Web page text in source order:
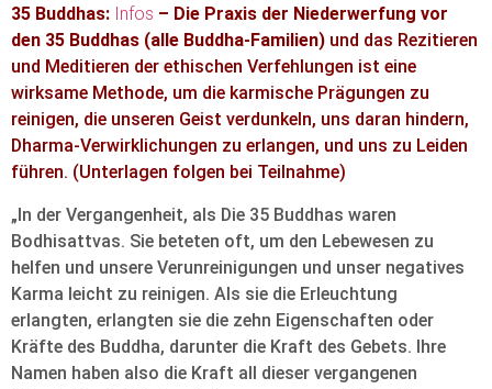
35 Buddhas: Infos – Die Praxis der Niederwerfung vor
den 35 Buddhas (alle Buddha-Familien) und das Rezitieren
und Meditieren der ethischen Verfehlungen ist eine
wirksame Methode, um die karmische Prägungen zu
reinigen, die unseren Geist verdunkeln, uns daran hindern,
Dharma-Verwirklichungen zu erlangen, und uns zu Leiden
führen. (Unterlagen folgen bei Teilnahme)
„In der Vergangenheit, als Die 35 Buddhas waren
Bodhisattvas. Sie beteten oft, um den Lebewesen zu
helfen und unsere Verunreinigungen und unser negatives
Karma leicht zu reinigen. Als sie die Erleuchtung
erlangten, erlangten sie die zehn Eigenschaften oder
Kräfte des Buddha, darunter die Kraft des Gebets. Ihre
Namen haben also die Kraft all dieser vergangenen